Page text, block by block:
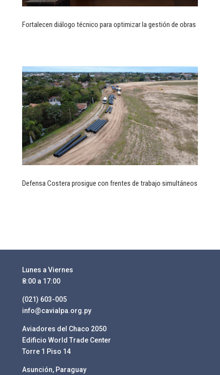
Fortalecen diálogo técnico para optimizar la gestión de obras
Defensa Costera prosigue con frentes de trabajo simultáneos
Lunes a Viernes
8:00 a 17:00
(021) 603-005
info@cavialpa.org.py
Aviadores del Chaco 2050
Edificio World Trade Center
Torre 1 Piso 14
Asunción, Paraguay